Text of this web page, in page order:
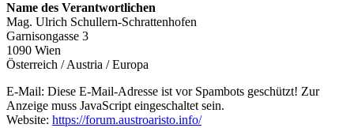
Name des Verantwortlichen
Mag. Ulrich Schullern-Schrattenhofen
Garnisongasse 3
1090 Wien
Österreich / Austria / Europa
E-Mail: Diese E-Mail-Adresse ist vor Spambots geschützt! Zur
Anzeige muss JavaScript eingeschaltet sein.
Website: https://forum.austroaristo.info/